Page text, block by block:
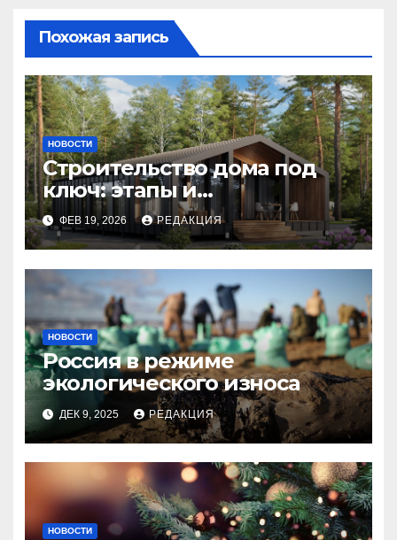
Похожая запись
НОВОСТИ
Строительство дома под
ключ: этапы и
планирование бюджета
ФЕВ 19, 2026 РЕДАКЦИЯ
НОВОСТИ
Россия в режиме
экологического износа
ДЕК 9, 2025 РЕДАКЦИЯ
НОВОСТИ